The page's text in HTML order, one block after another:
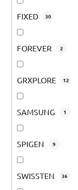
FIXED 30
FOREVER 2
GRXPLORE 12
SAMSUNG 1
SPIGEN 9
SWISSTEN 36